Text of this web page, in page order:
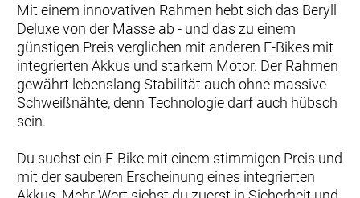
Mit einem innovativen Rahmen hebt sich das Beryll
Deluxe von der Masse ab - und das zu einem
günstigen Preis verglichen mit anderen E-Bikes mit
integrierten Akkus und starkem Motor. Der Rahmen
gewährt lebenslang Stabilität auch ohne massive
Schweißnähte, denn Technologie darf auch hübsch
sein.
Du suchst ein E-Bike mit einem stimmigen Preis und
mit der sauberen Erscheinung eines integrierten